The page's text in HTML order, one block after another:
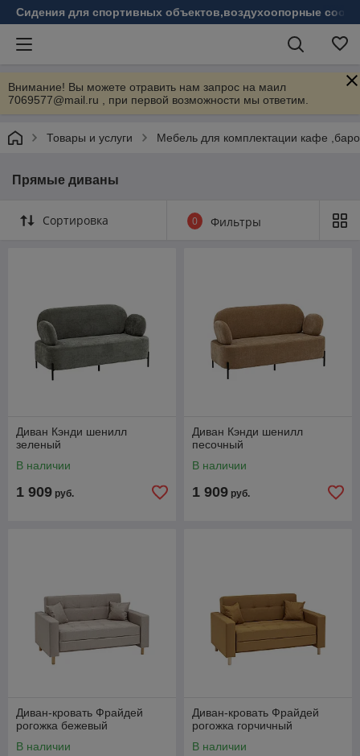
Сидения для спортивных объектов,воздухоопорные
Внимание! Вы можете отравить нам запрос на маил
7069577@mail.ru , при первой возможности мы ответим.
Товары и услуги Мебель для комплектации кафе
Прямые диваны
Сортировка 0 Фильтры
Диван Кэнди шенилл
зеленый
В наличии
1 909 руб.
Диван Кэнди шенилл
песочный
В наличии
1 909 руб.
Диван-кровать Фрайдей
рогожка бежевый
В наличии
Диван-кровать Фрайдей
рогожка горчичный
В наличии